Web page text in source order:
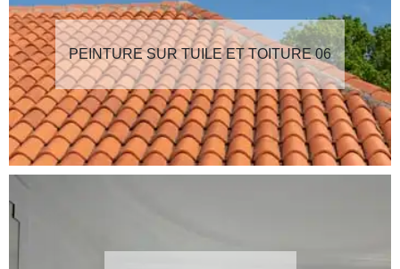
PEINTURE SUR TUILE ET TOITURE 06